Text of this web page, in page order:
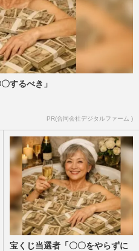
するべき」
PR(合同会社デジタルファーム )
宝くじ当選者「〇〇をやらずに